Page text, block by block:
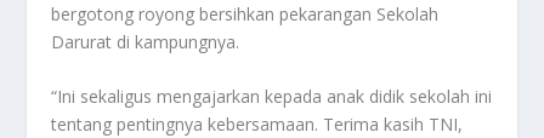
bergotong royong bersihkan pekarangan Sekolah
Darurat di kampungnya.
“Ini sekaligus mengajarkan kepada anak didik sekolah ini
tentang pentingnya kebersamaan. Terima kasih TNI,